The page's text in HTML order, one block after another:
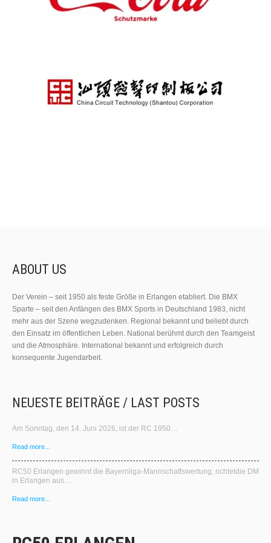
ABOUT US
Der Verein – seit 1950 als feste Größe in Erlangen etabliert. Die BMX
Sparte – seit den Anfängen des BMX Sports in Deutschland 1983, nicht
mehr aus der Szene wegzudenken. Regional bekannt und beliebt durch
den Einsatz im öffentlichen Leben. National berühmt durch den Teamgeist
und die Atmosphäre. International bekannt und erfolgreich durch
konsequente Jugendarbeit.
NEUESTE BEITRÄGE / LAST POSTS
Am Sonntag, den 14. Juni 2026, ist der RC 1950…
Read more...
RC50 Erlangen gewinnt die Bayernliga‑Mannschaftswertung, richtetdie DM
in Erlangen aus…
Read more...